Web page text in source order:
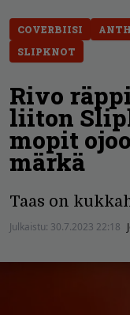
COVERBIISI
SLIPKNOT
Rivo
liiton
mopit
märkä
Taas on
Julkaistu: 30.7.2023 22:18